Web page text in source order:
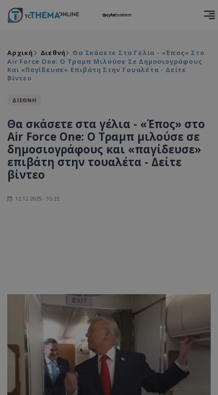
Αρχική Διεθνή
Θα Σκάσετε Στα Γέλια - «Έπος» Στο
Air Force One: Ο Τραμπ Μιλούσε Σε Δημοσιογράφους
Και «παγίδευσε» Επιβάτη Στην Τουαλέτα - Δείτε
Βίντεο
ΔΙΕΘΝΗ
Θα σκάσετε στα γέλια - «Έπος» στο
Air Force One: Ο Τραμπ μιλούσε σε
δημοσιογράφους και «παγίδευσε»
επιβάτη στην τουαλέτα - Δείτε
βίντεο
12.12.2025 - 15:22